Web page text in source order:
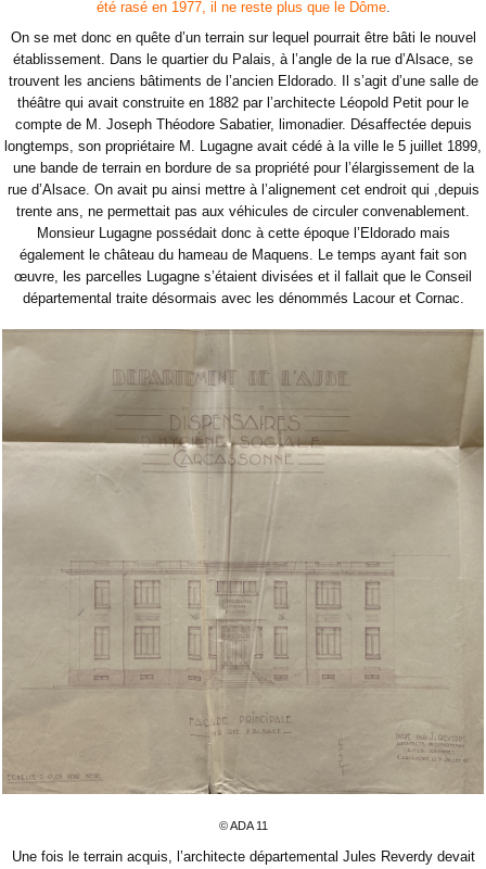
été rasé en 1977, il ne reste plus que le Dôme.
On se met donc en quête d’un terrain sur lequel pourrait être bâti le nouvel
établissement. Dans le quartier du Palais, à l’angle de la rue d’Alsace, se
trouvent les anciens bâtiments de l’ancien Eldorado. Il s’agit d’une salle de
théâtre qui avait construite en 1882 par l’architecte Léopold Petit pour le
compte de M. Joseph Théodore Sabatier, limonadier. Désaffectée depuis
longtemps, son propriétaire M. Lugagne avait cédé à la ville le 5 juillet 1899,
une bande de terrain en bordure de sa propriété pour l’élargissement de la
rue d’Alsace. On avait pu ainsi mettre à l’alignement cet endroit qui ,depuis
trente ans, ne permettait pas aux véhicules de circuler convenablement.
Monsieur Lugagne possédait donc à cette époque l’Eldorado mais
également le château du hameau de Maquens. Le temps ayant fait son
œuvre, les parcelles Lugagne s’étaient divisées et il fallait que le Conseil
départemental traite désormais avec les dénommés Lacour et Cornac.
© ADA 11
Une fois le terrain acquis, l’architecte départemental Jules Reverdy devait